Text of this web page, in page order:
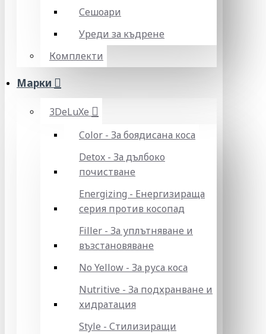
Сешоари
Уреди за къдрене
Комплекти
Марки
3DeLuXe
Color - За боядисана коса
Detox - За дълбоко
почистване
Energizing - Енергизираща
серия против косопад
Filler - За уплътняване и
възстановяване
No Yellow - За руса коса
Nutritive - За подхранване и
хидратация
Style - Стилизиращи